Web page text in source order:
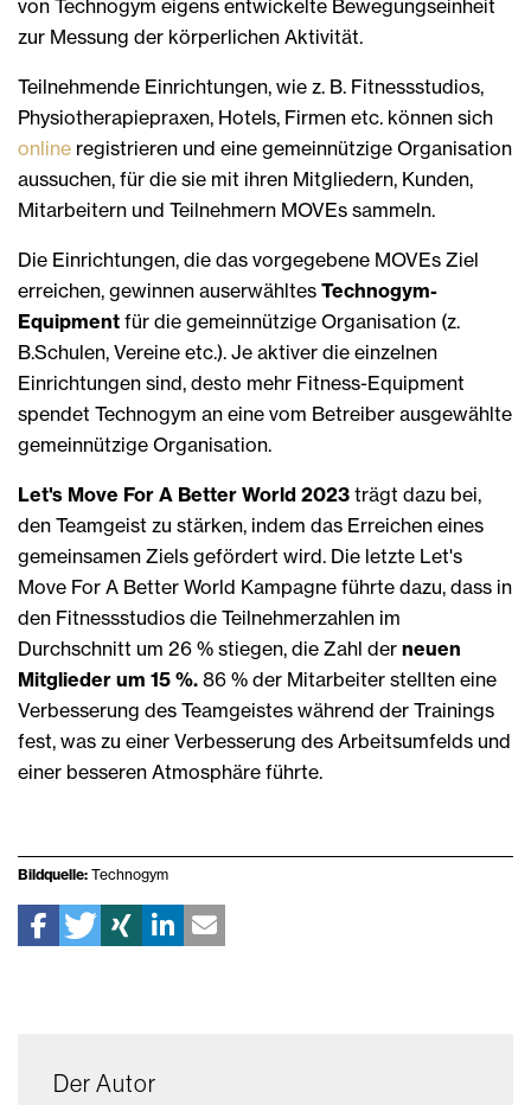
von Technogym eigens entwickelte Bewegungseinheit
zur Messung der körperlichen Aktivität.
Teilnehmende Einrichtungen, wie z. B. Fitnessstudios,
Physiotherapiepraxen, Hotels, Firmen etc. können sich
online registrieren und eine gemeinnützige Organisation
aussuchen, für die sie mit ihren Mitgliedern, Kunden,
Mitarbeitern und Teilnehmern MOVEs sammeln.
Die Einrichtungen, die das vorgegebene MOVEs Ziel
erreichen, gewinnen auserwähltes Technogym-
Equipment für die gemeinnützige Organisation (z.
B.Schulen, Vereine etc.). Je aktiver die einzelnen
Einrichtungen sind, desto mehr Fitness-Equipment
spendet Technogym an eine vom Betreiber ausgewählte
gemeinnützige Organisation.
Let's Move For A Better World 2023 trägt dazu bei,
den Teamgeist zu stärken, indem das Erreichen eines
gemeinsamen Ziels gefördert wird. Die letzte Let's
Move For A Better World Kampagne führte dazu, dass in
den Fitnessstudios die Teilnehmerzahlen im
Durchschnitt um 26 % stiegen, die Zahl der neuen
Mitglieder um 15 %. 86 % der Mitarbeiter stellten eine
Verbesserung des Teamgeistes während der Trainings
fest, was zu einer Verbesserung des Arbeitsumfelds und
einer besseren Atmosphäre führte.
Bildquelle: Technogym
Der Autor